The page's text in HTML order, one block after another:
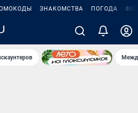
ЗНАКОМСТВА ПОГОДА